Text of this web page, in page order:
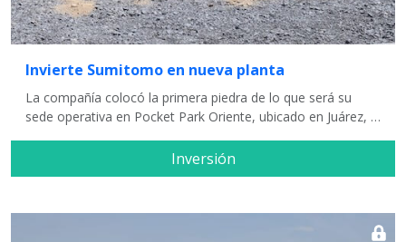
Invierte Sumitomo en nueva planta
La compañía colocó la primera piedra de lo que será su
sede operativa en Pocket Park Oriente, ubicado en Juárez, …
Inversión